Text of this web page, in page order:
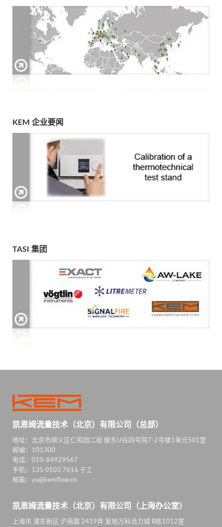
KEM 企业要闻
TASI 集团
凯恩姆流量技术（北京）有限公司（总部）
地址：北京市顺义区仁和园二街 联东U谷四号院7-2号楼1单元501室
邮编：101300
电话：010-84929567
手机：135 0103 7616 于工
邮箱：yu@kemflow.cn
凯恩姆流量技术（北京）有限公司（上海办公室）
上海市 浦东新区 沪南路 2419弄 复地万科活力城 B栋1012室